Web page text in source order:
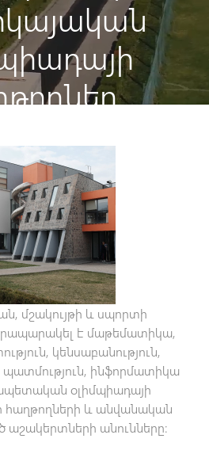
մշակույթի և սպորտի
է մաթեմատիկա,
կենսաբանություն,
պատմություն, ինֆորմատիկա
օլիմպիադայի
հաղթողների և անվանական
անունները։